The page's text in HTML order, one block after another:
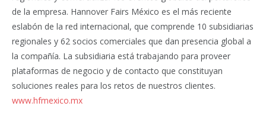
de la empresa. Hannover Fairs México es el más reciente
eslabón de la red internacional, que comprende 10 subsidiarias
regionales y 62 socios comerciales que dan presencia global a
la compañía. La subsidiaria está trabajando para proveer
plataformas de negocio y de contacto que constituyan
soluciones reales para los retos de nuestros clientes.
www.hfmexico.mx